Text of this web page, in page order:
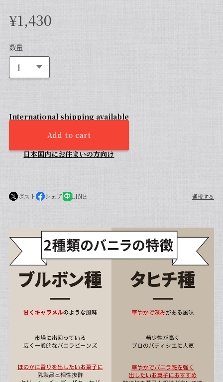
¥1,430
数量
International shipping available
Add to cart
日本国内にお住まいの方向け
ポスト シェア LINE 通報する